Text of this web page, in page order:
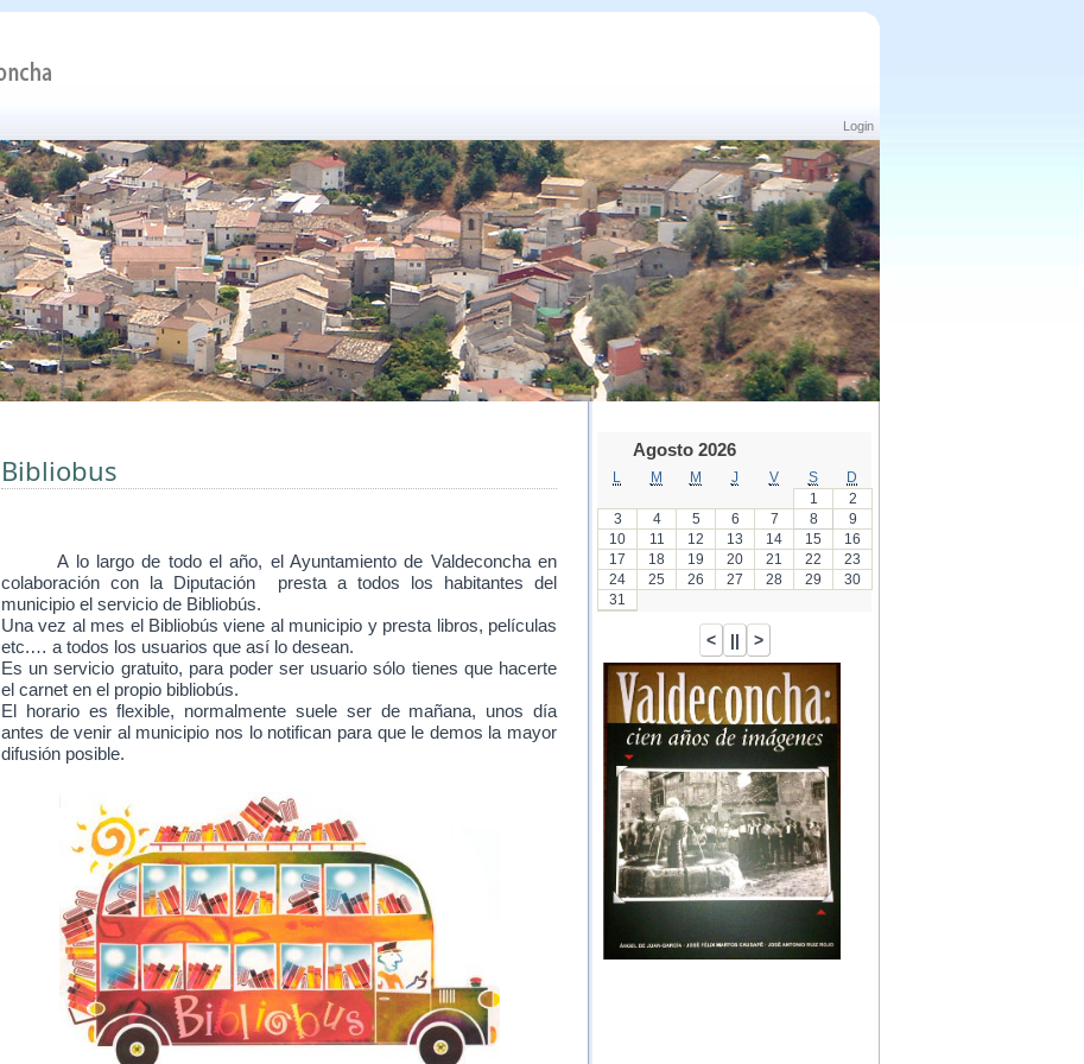
Login
Bibliobus
A lo largo de todo el año, el Ayuntamiento de Valdeconcha en
colaboración con la Diputación presta a todos los habitantes del
municipio el servicio de Bibliobús.
Una vez al mes el Bibliobús viene al municipio y presta libros, películas
etc.… a todos los usuarios que así lo desean.
Es un servicio gratuito, para poder ser usuario sólo tienes que hacerte
el carnet en el propio bibliobús.
El horario es flexible, normalmente suele ser de mañana, unos día
antes de venir al municipio nos lo notifican para que le demos la mayor
difusión posible.
Agosto 2026
M M J V S
D
1
2
3
4 5 6 7 8
9
10
11 12 13 14 15
16
17
18 19 20 21 22
23
24
25 26 27 28 29
30
31